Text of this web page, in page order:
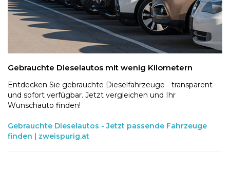
Gebrauchte Dieselautos mit wenig Kilometern
Entdecken Sie gebrauchte Dieselfahrzeuge - transparent
und sofort verfügbar. Jetzt vergleichen und Ihr
Wunschauto finden!
Gebrauchte Dieselautos - Jetzt passende Fahrzeuge
finden | zweispurig.at